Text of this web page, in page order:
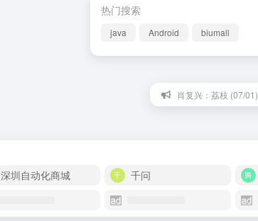
热门搜索
java Android biumall
肖复兴：荔枝 (07/01)
深圳自动化商城 千问